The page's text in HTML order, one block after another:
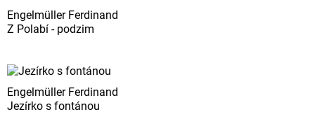
Engelmüller Ferdinand
Z Polabí - podzim
Engelmüller Ferdinand
Jezírko s fontánou